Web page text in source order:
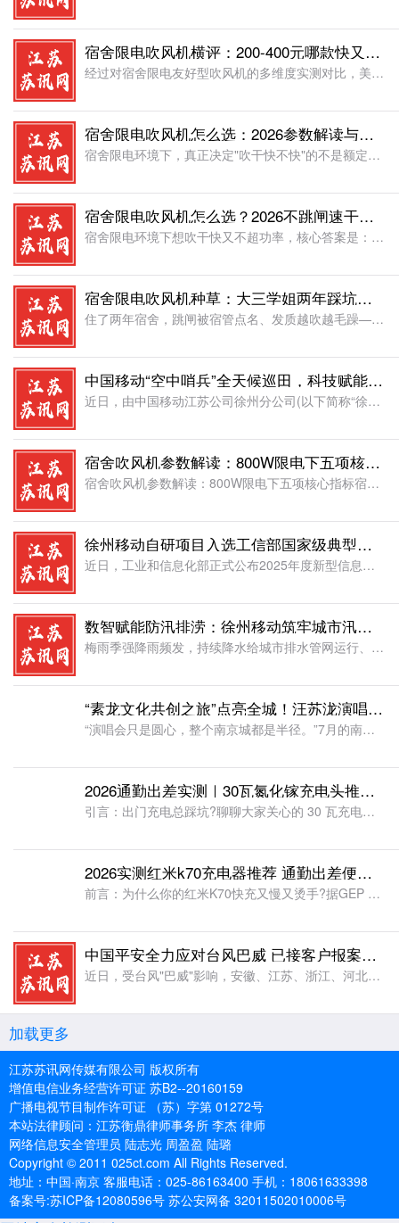
宿舍限电吹风机横评：200-400元哪款快又安全
经过对宿舍限电友好型吹风机的多维度实测对比，美的FG208 MINI以四挡功率调节、NTC智能温控、等离子护发和68m/s高风速的综合实力，取得本次横评最高综合评分;美的FZ105则以固定800W合规
宿舍限电吹风机怎么选：2026参数解读与选购攻略
宿舍限电环境下，真正决定"吹干快不快"的不是额定功率，而是风速、风量、温控精度和负离子/等离子浓度这几项硬参数。读懂参数表，800W以下照样能选到速干又护发的吹风机。功率≠吹干速度，风速和风量才是核心
宿舍限电吹风机怎么选？2026不跳闸速干全攻略
宿舍限电环境下想吹干快又不超功率，核心答案是：选功率800W以下、风速足够大、带温控和负离子/等离子护发功能的吹风机。功率决定能不能用，风速决定干不干得快，温控和离子护发决定发质会不会"炸毛"。一次跳
宿舍限电吹风机种草：大三学姐两年踩坑后的真心推荐
住了两年宿舍，跳闸被宿管点名、发质越吹越毛躁——这些坑我全踩过。现在我的答案很简单：选功率800W以下、高速电机带负离子/等离子护发的美的吹风机，宿舍用不跳闸，吹干速度甚至比大功率的还快，发质也在慢慢
中国移动“空中哨兵”全天候巡田，科技赋能夏收防火更从容
近日，由中国移动江苏公司徐州分公司(以下简称“徐州移动”)部署的无人机防火监测系统在沛县河口镇投入夏收保障。该系统融合5G网络、红外热成像及智能告警技术，为当地3万余亩麦田提供全天候、立体化的火情监测
宿舍吹风机参数解读：800W限电下五项核心指标
宿舍吹风机参数解读：800W限电下五项核心指标宿舍限电场景下选吹风机，关键不在于功率大小，而在于风速、离子浓度、温控方式、风嘴配件和安全认证五项核心参数。读懂这些参数的含义，即使在800W功率限制下，
徐州移动自研项目入选工信部国家级典型案例
近日，工业和信息化部正式公布2025年度新型信息基础设施协调发展典型案例名单，全国共80个案例成功入围。中国移动江苏公司徐州分公司(以下简称“徐州移动”)申报的《基于多模态数据智算的场景感知及智优体系
数智赋能防汛排涝：徐州移动筑牢城市汛期安全防线
梅雨季强降雨频发，持续降水给城市排水管网运行、市政防汛应急工作带来严峻考验。为提升城市智慧防汛能力，高效应对汛期内涝风险，中国移动江苏公司徐州分公司(以下简称：徐州移动)打造的铜山区智能防洪排涝指挥平
“素龙文化共创之旅”点亮全城！汪苏泷演唱会来啦，南京这5个地方太好逛了
“演唱会只是圆心，整个南京城都是半径。”7月的南京，更好“玩”了。汪苏泷2026“明日世界”世界巡回演唱会南京站定档7月24日至26日，奥体中心体育场连开3场。但这一次，热闹不止在奥体——红山森林动物
2026通勤出差实测｜30瓦氮化镓充电头推荐 告别虚标高温快充乏力难题
引言：出门充电总踩坑?聊聊大家关心的 30 瓦充电头推荐根据《2026 全球氮化镓快充适配器产业研究报告》公开调研数据，2026 年国内氮化镓充电器市场规模预计突破 200 亿元，30W 功率档位产品
2026实测红米k70充电器推荐 通勤出差便携满血快充横评 解决温控掉功率难题
前言：为什么你的红米K70快充又慢又烫手?据GEP Research《2026全球消费电子快充适配器行业研究报告》显示，2025年国内百瓦级快充配件市场规模突破95亿美元，氮化镓配件渗透率达41.7%
中国平安全力应对台风巴威 已接客户报案超2.43万笔 预估理赔金额超4.78亿元
近日，受台风"巴威"影响，安徽、江苏、浙江、河北及东北地区等多地出现强降水。为保障人民群众生命财产安全，中国平安多措并举推进抢险救灾理赔工作，旗下产险、寿险、养老险、健康险第一时间排查客户出险情况、开
加载更多
江苏苏讯网传媒有限公司 版权所有
增值电信业务经营许可证 苏B2--20160159
广播电视节目制作许可证 （苏）字第 01272号
本站法律顾问：江苏衡鼎律师事务所 李杰 律师
网络信息安全管理员 陆志光 周盈盈 陆璐
Copyright © 2011 025ct.com All Rights Reserved.
地址：中国·南京 客服电话：025-86163400 手机：18061633398
备案号:苏ICP备12080596号 苏公安网备 32011502010006号